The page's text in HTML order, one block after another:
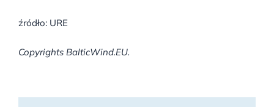
źródło: URE
Copyrights BalticWind.EU.